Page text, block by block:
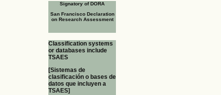
Signatory of DORA
San Francisco Declaration
on Research Assessment
Classification systems
or databases include
TSAES
[Sistemas de
clasificación o bases de
datos que incluyen a
TSAES]